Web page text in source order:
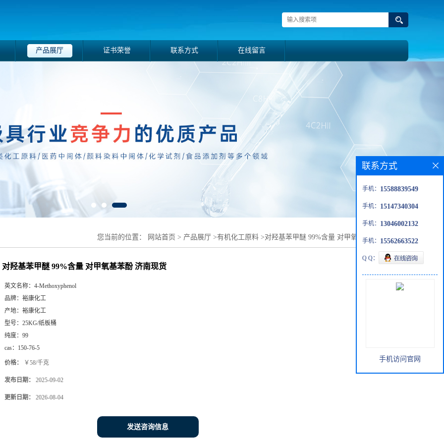
产品展厅 证书荣誉 联系方式 在线留言
您当前的位置： 网站首页 > 产品展厅 >有机化工原料 >对羟基苯甲醚 99%含量 对甲氧基苯酚 济南现货
对羟基苯甲醚 99%含量 对甲氧基苯酚 济南现货
英文名称： 4-Methoxyphenol
品牌： 裕康化工
产地： 裕康化工
型号： 25KG/纸板桶
纯度： 99
cas： 150-76-5
价格： ￥58/千克
发布日期： 2025-09-02
更新日期： 2026-08-04
发送咨询信息
联系方式
手机： 15588839549
手机： 15147340304
手机： 13046002132
手机： 15562663522
Q Q：
手机访问官网